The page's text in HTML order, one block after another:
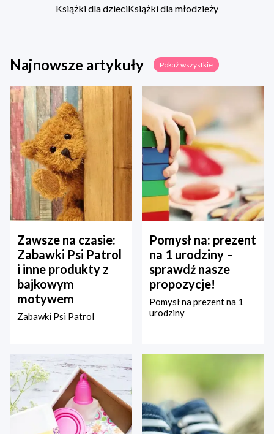
Książki dla dzieciKsiążki dla młodzieży
Najnowsze artykuły Pokaż wszystkie
Zawsze na czasie:
Zabawki Psi Patrol
i inne produkty z
bajkowym
motywem
Zabawki Psi Patrol
Pomysł na: prezent
na 1 urodziny –
sprawdź nasze
propozycje!
Pomysł na prezent na 1
urodziny